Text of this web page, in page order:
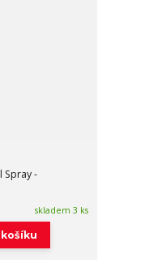
Spray -
skladem 3 ks